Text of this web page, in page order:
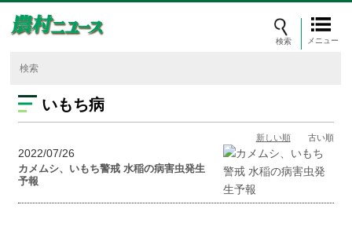
メニュー
いもち病
新しい順 古い順
2022/07/26
カメムシ、いもち警戒 水稲の病害虫発生
予報